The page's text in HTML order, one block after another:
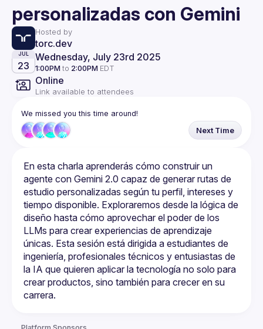
personalizadas con Gemini
Hosted by
torc.dev
JUL
23
Wednesday, July 23rd 2025
1:00PM to 2:00PM EDT
Online
Link available to attendees
We missed you this time around!
Next Time
En esta charla aprenderás cómo construir un
agente con Gemini 2.0 capaz de generar rutas de
estudio personalizadas según tu perfil, intereses y
tiempo disponible. Exploraremos desde la lógica de
diseño hasta cómo aprovechar el poder de los
LLMs para crear experiencias de aprendizaje
únicas. Esta sesión está dirigida a estudiantes de
ingeniería, profesionales técnicos y entusiastas de
la IA que quieren aplicar la tecnología no solo para
crear productos, sino también para crecer en su